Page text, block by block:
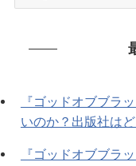
『ゴッドオブブラ
いのか？出版社はど
『ゴッドオブブラ